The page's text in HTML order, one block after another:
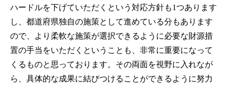
ハードルを下げていただくという対応方針も1つあります
し、都道府県独自の施策として進めている分もあります
ので、より柔軟な施策が選択できるように必要な財源措
置の手当をいただくということも、非常に重要になって
くるものと思っております。その両面を視野に入れなが
ら、具体的な成果に結びつけることができるように努力